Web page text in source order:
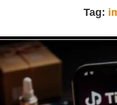
Tag: